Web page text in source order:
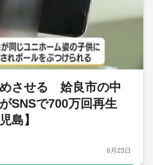
させる 姶良市の中
SNSで700万回再生
島】
6月23日